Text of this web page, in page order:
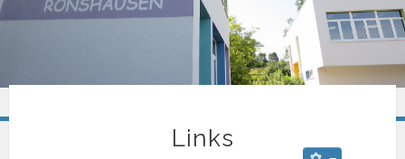
Links